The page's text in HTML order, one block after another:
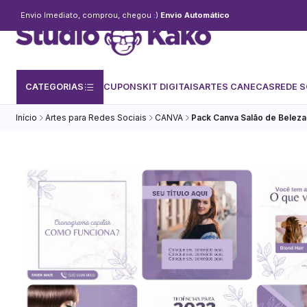
CATEGORIAS CUPONSKIT DIGITAISARTES CANECASREDE
Envio Imediato, comprou, chegou :) Envio Automático
Início Artes para Redes Sociais CANVA Pack Canva Salão de